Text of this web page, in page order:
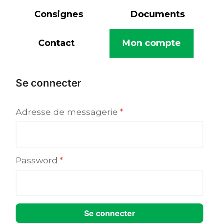
Consignes Documents
Contact Mon compte
Se connecter
Adresse de messagerie *
Password *
Se connecter